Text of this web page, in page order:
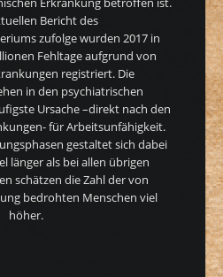
Bericht des
zufolge wurden 2017 in
Fehltage aufgrund von
registriert. Die
in den psychiatrischen
Ursache –direkt nach den
für Arbeitsunfähigkeit.
gestaltet sich dabei
länger als bei allen übrigen
schätzen die Zahl der von
bedrohten Menschen viel
höher.